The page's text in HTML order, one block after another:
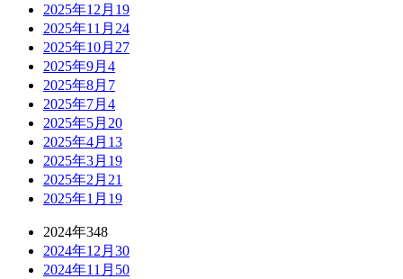
2025年12月 19
2025年11月 24
2025年10月 27
2025年9月 4
2025年8月 7
2025年7月 4
2025年5月 20
2025年4月 13
2025年3月 19
2025年2月 21
2025年1月 19
2024年348
2024年12月 30
2024年11月 50